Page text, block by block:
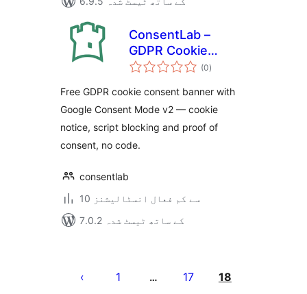
ConsentLab –
GDPR Cookie
Consent Banner
(0مجموعی
درجہ
)
Free GDPR cookie consent banner with
Google Consent Mode v2 — cookie
notice, script blocking and proof of
consent, no code.
consentlab
10 سے کم فعال انسٹالیشنز
7.0.2 کے ساتھ ٹیسٹ شدہ
pagination
1 … 17 18